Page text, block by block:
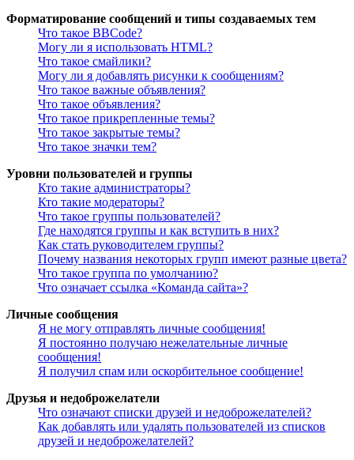
Форматирование сообщений и типы создаваемых тем
Что такое BBCode?
Могу ли я использовать HTML?
Что такое смайлики?
Могу ли я добавлять рисунки к сообщениям?
Что такое важные объявления?
Что такое объявления?
Что такое прикрепленные темы?
Что такое закрытые темы?
Что такое значки тем?
Уровни пользователей и группы
Кто такие администраторы?
Кто такие модераторы?
Что такое группы пользователей?
Где находятся группы и как вступить в них?
Как стать руководителем группы?
Почему названия некоторых групп имеют разные цвета?
Что такое группа по умолчанию?
Что означает ссылка «Команда сайта»?
Личные сообщения
Я не могу отправлять личные сообщения!
Я постоянно получаю нежелательные личные
сообщения!
Я получил спам или оскорбительное сообщение!
Друзья и недоброжелатели
Что означают списки друзей и недоброжелателей?
Как добавлять или удалять пользователей из списков
друзей и недоброжелателей?